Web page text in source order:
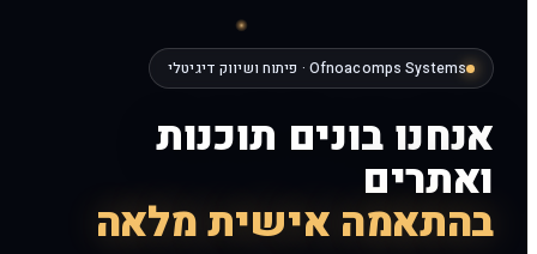
Ofnoacomps Systems · פיתוח ושיווק דיגיטלי
אנחנו בונים תוכנות
ואתרים
בהתאמה אישית מלאה